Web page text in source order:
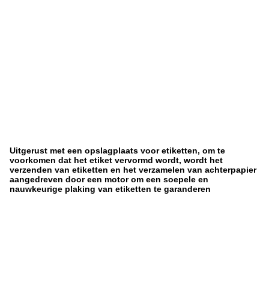
Uitgerust met een opslagplaats voor etiketten, om te
voorkomen dat het etiket vervormd wordt, wordt het
verzenden van etiketten en het verzamelen van achterpapier
aangedreven door een motor om een soepele en
nauwkeurige plaking van etiketten te garanderen